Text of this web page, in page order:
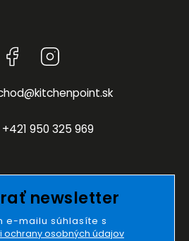
Facebook
@kitchenpoint.sk
+421 950 325 969
newsletter
e-mailu súhlasíte s
ochrany osobných údajov